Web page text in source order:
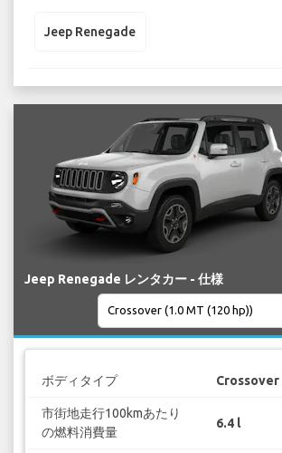
Jeep Renegade
Jeep Renegade レンタカー - 仕様
ボディタイプ Crossover
市街地走行100kmあたり
の燃料消費量
6.4 l